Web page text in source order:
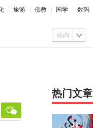
旅游 佛教 国学 数码
站内
热门文章